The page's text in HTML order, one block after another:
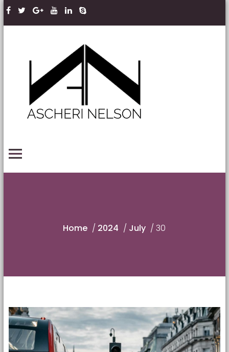
Skip to content
Home / 2024 / July /30